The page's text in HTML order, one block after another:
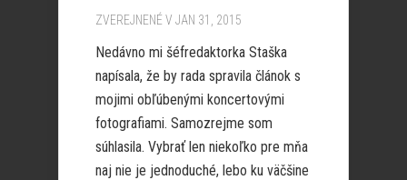
ZVEREJNENÉ V JAN 31, 2015
Nedávno mi šéfredaktorka Staška
napísala, že by rada spravila článok s
mojimi obľúbenými koncertovými
fotografiami. Samozrejme som
súhlasila. Vybrať len niekoľko pre mňa
naj nie je jednoduché, lebo ku väčšine